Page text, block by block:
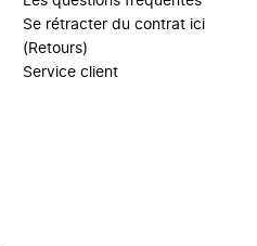
Se rétracter du contrat ici
(Retours)
Service client